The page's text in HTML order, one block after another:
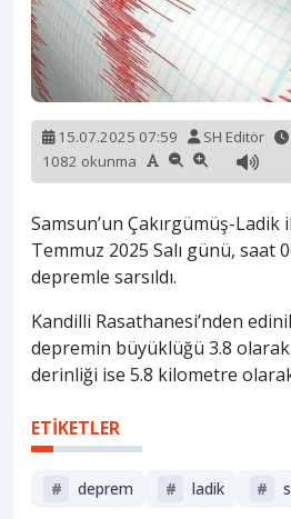
15.07.2025 07:59 SH Editör
1082 okunma
Samsun’un Çakırgümüş-Ladik
Temmuz 2025 Salı günü, saat
depremle sarsıldı.
Kandilli Rasathanesi’nden
depremin büyüklüğü 3.8
derinliği ise 5.8 kilometre
ETİKETLER
# deprem # ladik #